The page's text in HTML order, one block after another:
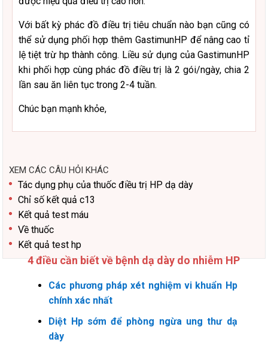
Với bất kỳ phác đồ điều trị tiêu chuẩn nào bạn cũng có
thể sử dụng phối hợp thêm GastimunHP để nâng cao tỉ
lệ tiệt trừ hp thành công. Liều sử dụng của GastimunHP
khi phối hợp cùng phác đồ điều trị là 2 gói/ngày, chia 2
lần sau ăn liên tục trong 2-4 tuần.
Chúc bạn mạnh khỏe,
XEM CÁC CÂU HỎI KHÁC
Tác dụng phụ của thuốc điều trị HP dạ dày
Chỉ số kết quả c13
Kết quả test máu
Về thuốc
Kết quả test hp
4 điều cần biết về bệnh dạ dày do nhiễm HP
Các phương pháp xét nghiệm vi khuẩn Hp
chính xác nhất
Diệt Hp sớm để phòng ngừa ung thư dạ
dày